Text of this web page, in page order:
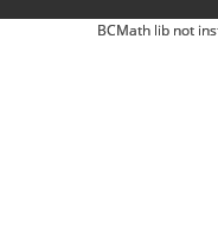
BCMath lib not